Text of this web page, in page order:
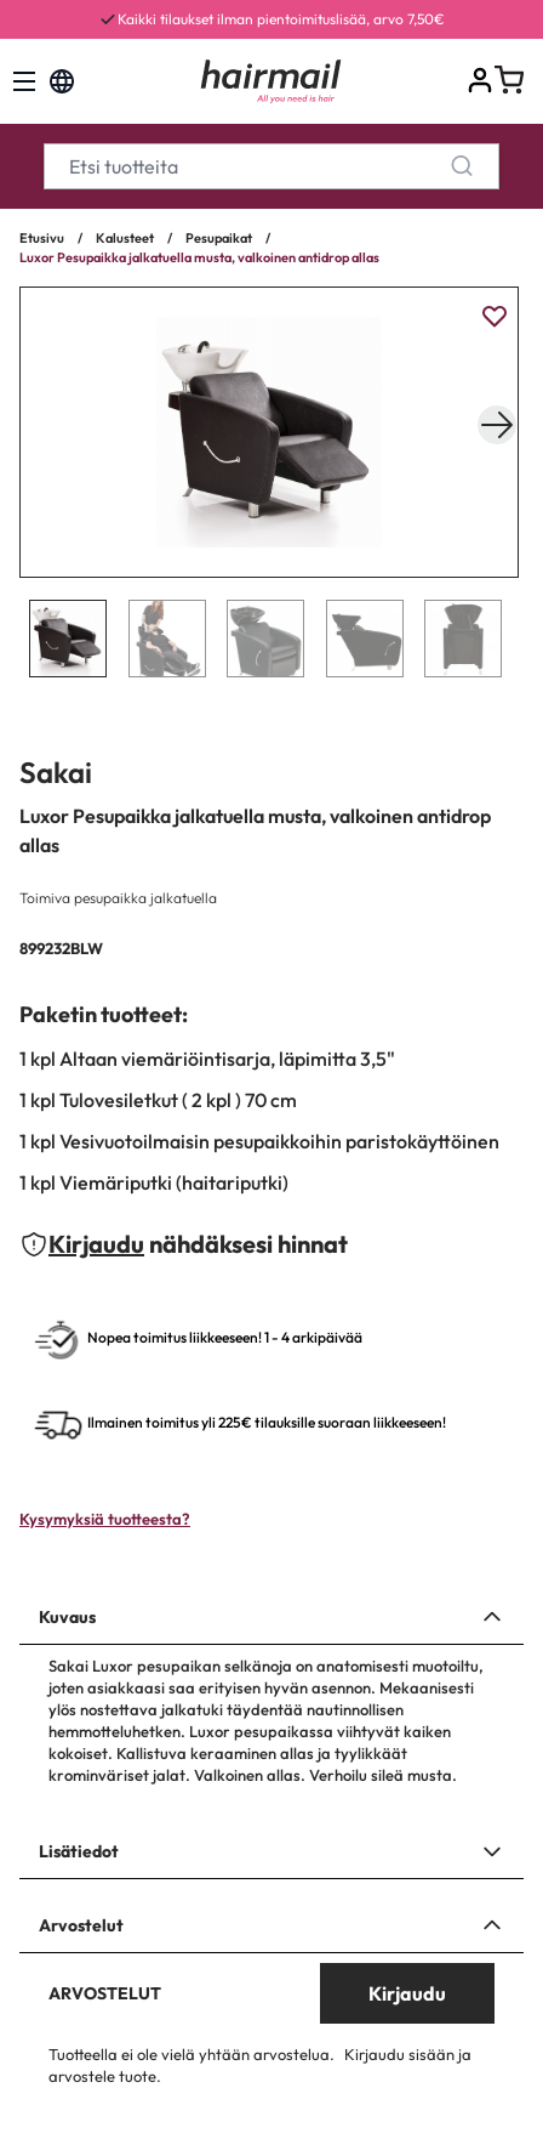
Kaikki tilaukset ilman pientoimituslisää, arvo 7,50€
Etusivu / Kalusteet / Pesupaikat
/
Luxor Pesupaikka jalkatuella musta, valkoinen antidrop allas
Sakai
Luxor Pesupaikka jalkatuella musta, valkoinen antidrop
allas
Toimiva pesupaikka jalkatuella
899232BLW
Paketin tuotteet:
1 kpl Altaan viemäriöintisarja, läpimitta 3,5"
1 kpl Tulovesiletkut ( 2 kpl ) 70 cm
1 kpl Vesivuotoilmaisin pesupaikkoihin paristokäyttöinen
1 kpl Viemäriputki (haitariputki)
Kirjaudu nähdäksesi hinnat
Nopea toimitus liikkeeseen! 1 - 4 arkipäivää
Ilmainen toimitus yli 225€ tilauksille suoraan liikkeeseen!
Kysymyksiä tuotteesta?
Kuvaus
Sakai Luxor pesupaikan selkänoja on anatomisesti muotoiltu,
joten asiakkaasi saa erityisen hyvän asennon. Mekaanisesti
ylös nostettava jalkatuki täydentää nautinnollisen
hemmotteluhetken. Luxor pesupaikassa viihtyvät kaiken
kokoiset. Kallistuva keraaminen allas ja tyylikkäät
krominväriset jalat. Valkoinen allas. Verhoilu sileä musta.
Lisätiedot
Arvostelut
ARVOSTELUT Kirjaudu
Tuotteella ei ole vielä yhtään arvostelua.
Kirjaudu sisään ja
arvostele tuote.